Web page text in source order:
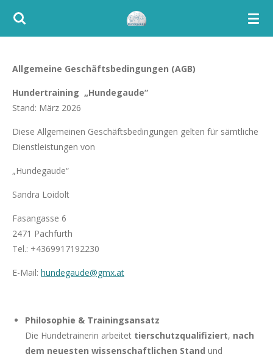
Zum
Allgemeine Geschäftsbedingungen (AGB)
Hundertraining „Hundegaude“
Stand: März 2026
Diese Allgemeinen Geschäftsbedingungen gelten für sämtliche
Dienstleistungen von
„Hundegaude“
Sandra Loidolt
Fasangasse 6
2471 Pachfurth
Tel.: +4369917192230
E-Mail: hundegaude@gmx.at
Philosophie & Trainingsansatz
Die Hundetrainerin arbeitet tierschutzqualifiziert, nach
dem neuesten wissenschaftlichen Stand und